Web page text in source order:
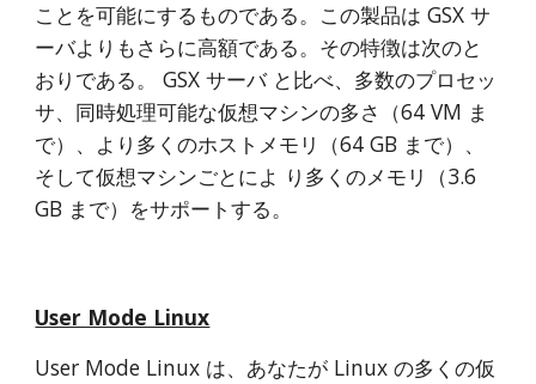
ことを可能にするものである。この製品は GSX サ
ーバよりもさらに高額である。その特徴は次のと
おりである。 GSX サーバ と比べ、多数のプロセッ
サ、同時処理可能な仮想マシンの多さ（64 VM ま
で）、より多くのホストメモリ（64 GB まで）、
そして仮想マシンごとによ り多くのメモリ（3.6
GB まで）をサポートする。
User Mode Linux
User Mode Linux は、あなたが Linux の多くの仮